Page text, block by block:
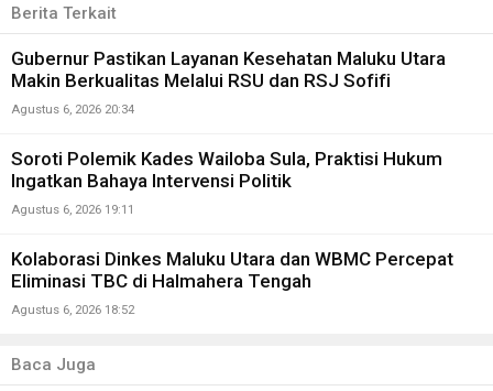
Berita Terkait
Gubernur Pastikan Layanan Kesehatan Maluku Utara
Makin Berkualitas Melalui RSU dan RSJ Sofifi
Agustus 6, 2026 20:34
Soroti Polemik Kades Wailoba Sula, Praktisi Hukum
Ingatkan Bahaya Intervensi Politik
Agustus 6, 2026 19:11
Kolaborasi Dinkes Maluku Utara dan WBMC Percepat
Eliminasi TBC di Halmahera Tengah
Agustus 6, 2026 18:52
Baca Juga